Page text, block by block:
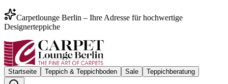
Carpetlounge Berlin – Ihre Adresse für hochwertige
Designerteppiche
Startseite Teppich & Teppichboden Sale Teppichberatung